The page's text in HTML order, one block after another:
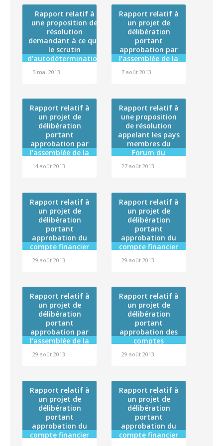
Rapport relatif à
une proposition de
résolution
demandant à ce que
le scrutin
d’autodétermination
la Constitution soit
5 mai 2013
Rapport relatif à
un projet de
délibération
portant
approbation par
l’assemblée de la
française de la
établie entre la
Polynésie
française et
l’Agence de la
biomédecine
7 août 2013
Rapport relatif à
un projet de
délibération
portant
approbation par
l’assemblée de la
française de la
entre la Polynésie
française et
l’Autorité de
Sûreté Nucléaire
14 août 2013
Rapport relatif à
une proposition
de résolution
appelant les pays
membres du
Forum du
action concertée
montée des eaux
27 août 2013
Rapport relatif à
un projet de
délibération
portant
approbation du
compte financier
de l’établissement
dénommé
« Centre de
formation
professionnelle
des adultes –
CFPA » et
affectation de son
résultat
29 août 2013
Rapport relatif à
un projet de
délibération
portant
approbation du
compte financier
de l’établissement
dénommé « Fare
Tama Hau » et
affectation de son
résultat
29 août 2013
Rapport relatif à
un projet de
délibération
portant
approbation par
l’assemblée de la
française de la
2013-2018 entre la
Polynésie
française et
l’Agence nationale
de sécurité du
médicament et
des produits de
29 août 2013
Rapport relatif à
un projet de
délibération
portant
approbation des
comptes
l’exercice 2012 du
française (budget
général), du
Centre de
transfusion
sanguine (budget
annexe), du
Service d’aide
29 août 2013
Rapport relatif à
un projet de
délibération
portant
approbation du
compte financier
Rapport relatif à
un projet de
délibération
portant
approbation du
compte financier